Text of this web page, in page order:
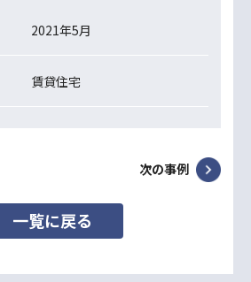
2021年5月
賃貸住宅
次の事例
一覧に戻る